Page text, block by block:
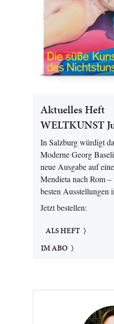
Aktuelles Heft
WELTKUNST
In Salzburg würdigt
Moderne Georg
neue Ausgabe auf
Mendieta nach Rom
besten Ausstellungen
Jetzt bestellen:
ALS HEFT
IM ABO